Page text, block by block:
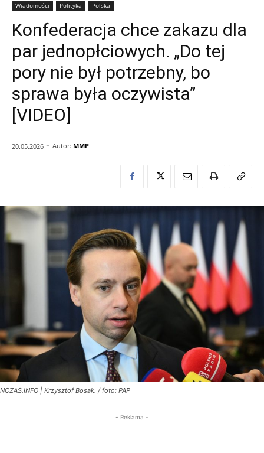
Wiadomości Polityka Polska
Konfederacja chce zakazu dla
par jednopłciowych. „Do tej
pory nie był potrzebny, bo
sprawa była oczywista”
[VIDEO]
20.05.2026 - Autor: MMP
NCZAS.INFO | Krzysztof Bosak. / foto: PAP
- Reklama -